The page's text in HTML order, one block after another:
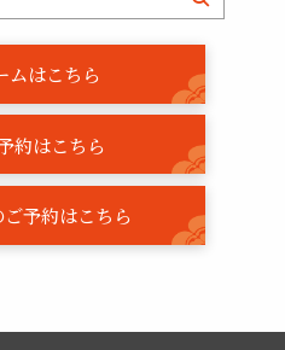
ムはこちら
約はこちら
予約はこちら